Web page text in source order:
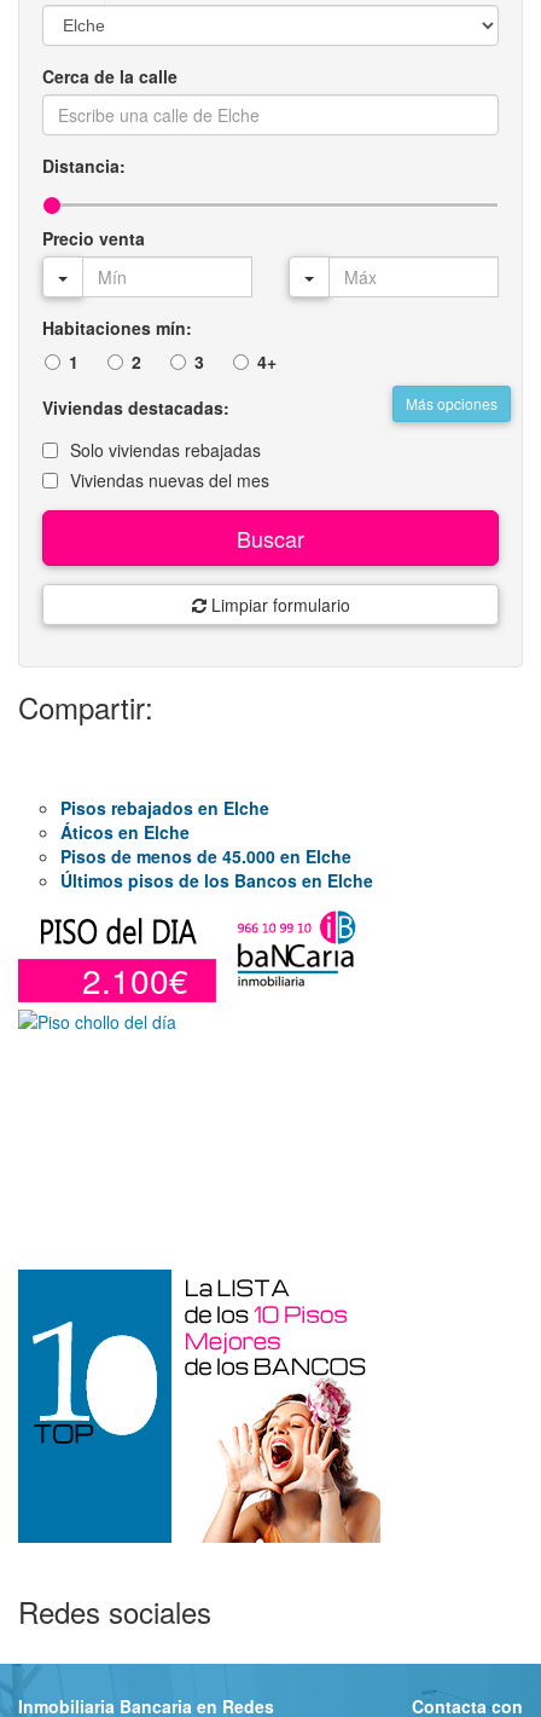
Cerca de la calle
Distancia:
Precio venta
Habitaciones mín:
1
2 3 4+
Más opciones
Viviendas destacadas:
Solo viviendas rebajadas
Viviendas nuevas del mes
Buscar
Limpiar formulario
Compartir:
Pisos rebajados en Elche
Áticos en Elche
Pisos de menos de 45.000 en Elche
Últimos pisos de los Bancos en Elche
2.100€
Redes sociales
Inmobiliaria Bancaria en Redes Contacta con